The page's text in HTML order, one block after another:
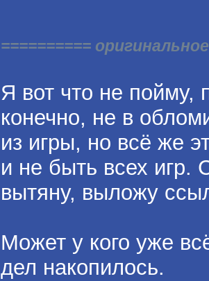
==========
Я вот что не пойму,
конечно, не в
из игры, но всё же
и не быть всех игр.
вытяну, выложу
Может у кого уже
дел накопилось.